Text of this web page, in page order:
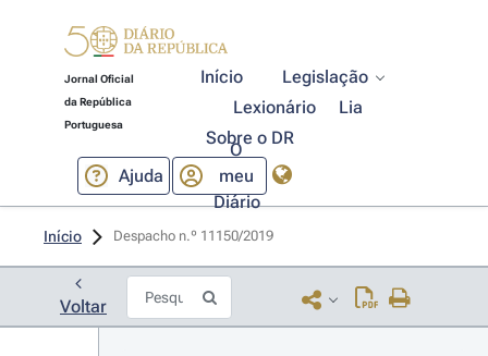
Jornal Oficial
da República
Portuguesa
Início
Legislação
Lexionário
Lia
Sobre o DR
Ajuda
O
meu
Diário
Início Despacho n.º 11150/2019
Voltar